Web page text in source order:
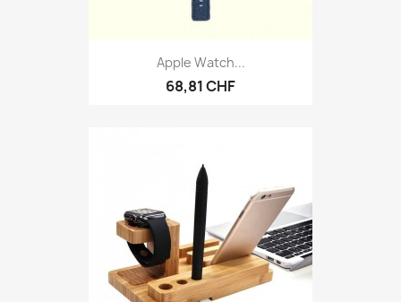
Apple Watch...
68,81 CHF